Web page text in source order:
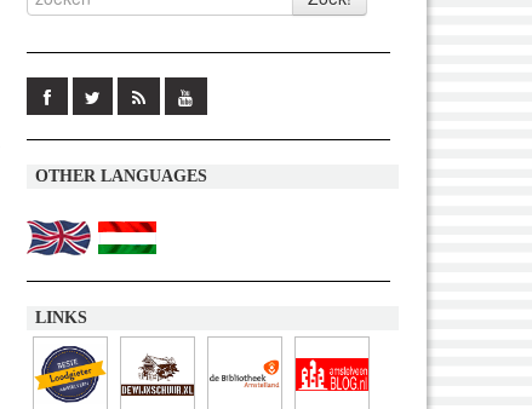
OTHER LANGUAGES
LINKS